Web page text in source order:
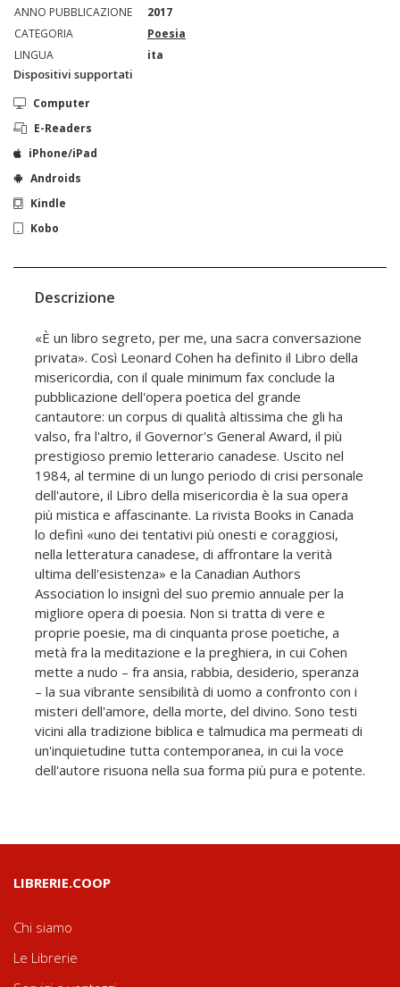
ANNO PUBBLICAZIONE
2017
CATEGORIA
Poesia
LINGUA
ita
Dispositivi supportati
Computer
E-Readers
iPhone/iPad
Androids
Kindle
Kobo
Descrizione
«È un libro segreto, per me, una sacra conversazione
privata». Così Leonard Cohen ha definito il Libro della
misericordia, con il quale minimum fax conclude la
pubblicazione dell'opera poetica del grande
cantautore: un corpus di qualità altissima che gli ha
valso, fra l'altro, il Governor's General Award, il più
prestigioso premio letterario canadese. Uscito nel
1984, al termine di un lungo periodo di crisi personale
dell'autore, il Libro della misericordia è la sua opera
più mistica e affascinante. La rivista Books in Canada
lo definì «uno dei tentativi più onesti e coraggiosi,
nella letteratura canadese, di affrontare la verità
ultima dell'esistenza» e la Canadian Authors
Association lo insignì del suo premio annuale per la
migliore opera di poesia. Non si tratta di vere e
proprie poesie, ma di cinquanta prose poetiche, a
metà fra la meditazione e la preghiera, in cui Cohen
mette a nudo – fra ansia, rabbia, desiderio, speranza
– la sua vibrante sensibilità di uomo a confronto con i
misteri dell'amore, della morte, del divino. Sono testi
vicini alla tradizione biblica e talmudica ma permeati di
un'inquietudine tutta contemporanea, in cui la voce
dell'autore risuona nella sua forma più pura e potente.
LIBRERIE.COOP
Chi siamo
Le Librerie